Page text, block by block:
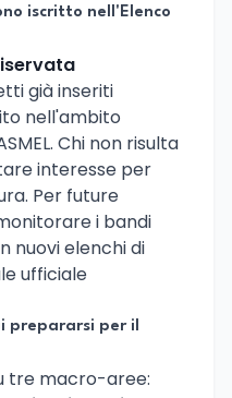
iscritto nell'Elenco
già inseriti
nell'ambito
Chi non risulta
interesse per
Per future
i bandi
nuovi elenchi di
ufficiale
prepararsi per il
tre macro-aree: